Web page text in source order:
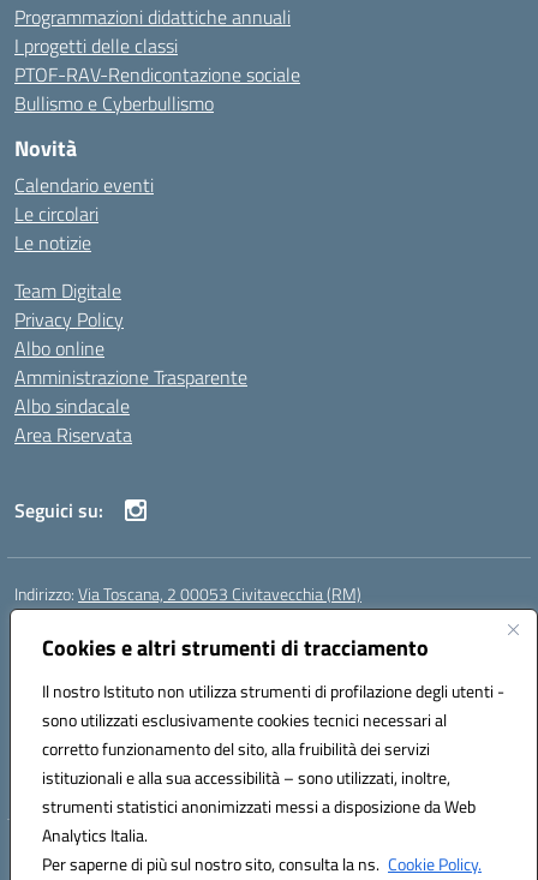
Cookies e altri strumenti di tracciamento
Il nostro Istituto non utilizza strumenti di profilazione degli utenti -
sono utilizzati esclusivamente cookies tecnici necessari al
corretto funzionamento del sito, alla fruibilità dei servizi
istituzionali e alla sua accessibilità – sono utilizzati, inoltre,
strumenti statistici anonimizzati messi a disposizione da Web
Analytics Italia.
Per saperne di più sul nostro sito, consulta la ns. Cookie Policy.
Programmazioni didattiche annuali
I progetti delle classi
PTOF-RAV-Rendicontazione sociale
Bullismo e Cyberbullismo
Novità
Calendario eventi
Le circolari
Le notizie
Team Digitale
Privacy Policy
Albo online
Amministrazione Trasparente
Albo sindacale
Area Riservata
Seguici su:
Indirizzo:Via Toscana, 2 00053 Civitavecchia (RM)
Centralino:
Posta elettronica certificata (PEC):rmic8b900g@pec.istruzione.it
Codice fiscale: 91038380589
Codice meccanografico:RMIC8B900G
Codice Indice delle Pubbliche Amministrazioni (IPA): istsc_rmic8b900g
Codice unico di fatturazione (CUF): UFP4NO
Hosting & Powered by 3D Solution S.r.l.